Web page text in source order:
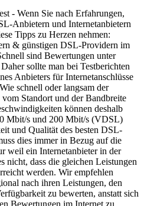
- Wenn Sie nach Erfahrungen,
Anbietern und Internetanbietern
Tipps zu Herzen nehmen:
& günstigen DSL-Providern im
sind Bewertungen unter
sollte man bei Testberichten
Anbieters für Internetanschlüsse
schnell oder langsam der
Standort und der Bandbreite
können deshalb
Mbit/s und 200 Mbit/s (VDSL)
und Qualität des besten DSL-
dies immer in Bezug auf die
weil ein Internetanbieter in der
nicht, dass die gleichen Leistungen
werden. Wir empfehlen
nach ihren Leistungen, den
zu bewerten, anstatt sich